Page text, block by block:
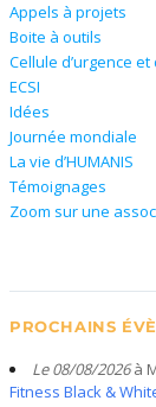
Appels à projets
Boite à outils
Cellule d’urgence
ECSI
Idées
Journée mondiale
La vie d’HUMANIS
Témoignages
Zoom sur une
PROCHAINS
Le 08/08/2026à
Fitness Black &